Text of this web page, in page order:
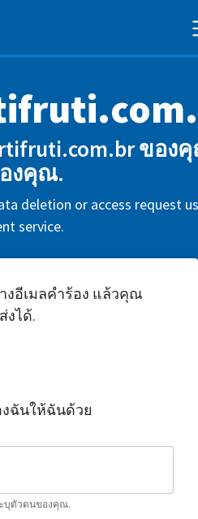
ของ
งคุณ.
deletion or access request
service.
งอีเมลคำร้อง แล้วคุณ
งได้.
ฉันให้ฉันด้วย
บุตัวตนของคุณ.